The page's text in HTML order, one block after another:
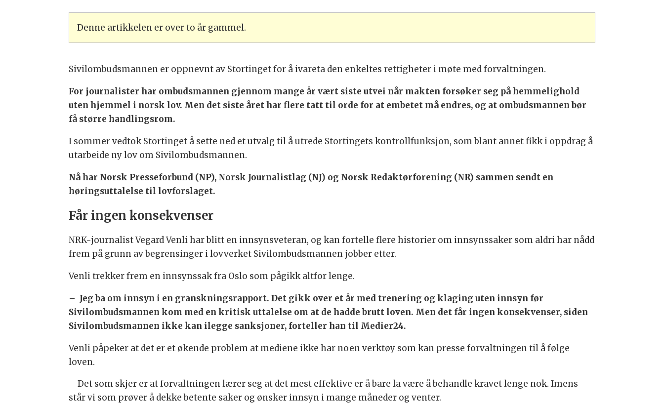
Denne artikkelen er over to år gammel.
Sivilombudsmannen er oppnevnt av Stortinget for å ivareta den enkeltes rettigheter i møte med forvaltningen.
For journalister har ombudsmannen gjennom mange år vært siste utvei når makten forsøker seg på hemmelighold
uten hjemmel i norsk lov. Men det siste året har flere tatt til orde for at embetet må endres, og at ombudsmannen bør
få større handlingsrom.
I sommer vedtok Stortinget å sette ned et utvalg til å utrede Stortingets kontrollfunksjon, som blant annet fikk i oppdrag å
utarbeide ny lov om Sivilombudsmannen.
Nå har Norsk Presseforbund (NP), Norsk Journalistlag (NJ) og Norsk Redaktørforening (NR) sammen sendt en
høringsuttalelse til lovforslaget.
Får ingen konsekvenser
NRK-journalist Vegard Venli har blitt en innsynsveteran, og kan fortelle flere historier om innsynssaker som aldri har nådd
frem på grunn av begrensinger i lovverket Sivilombudsmannen jobber etter.
Venli trekker frem en innsynssak fra Oslo som pågikk altfor lenge.
– Jeg ba om innsyn i en granskningsrapport. Det gikk over et år med trenering og klaging uten innsyn før
Sivilombudsmannen kom med en kritisk uttalelse om at de hadde brutt loven. Men det får ingen konsekvenser, siden
Sivilombudsmannen ikke kan ilegge sanksjoner, forteller han til Medier24.
Venli påpeker at det er et økende problem at mediene ikke har noen verktøy som kan presse forvaltningen til å følge
loven.
– Det som skjer er at forvaltningen lærer seg at det mest effektive er å bare la være å behandle kravet lenge nok. Imens
står vi som prøver å dekke betente saker og ønsker innsyn i mange måneder og venter.